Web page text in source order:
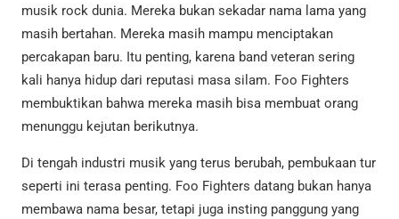
musik rock dunia. Mereka bukan sekadar nama lama yang
masih bertahan. Mereka masih mampu menciptakan
percakapan baru. Itu penting, karena band veteran sering
kali hanya hidup dari reputasi masa silam. Foo Fighters
membuktikan bahwa mereka masih bisa membuat orang
menunggu kejutan berikutnya.
Di tengah industri musik yang terus berubah, pembukaan tur
seperti ini terasa penting. Foo Fighters datang bukan hanya
membawa nama besar, tetapi juga insting panggung yang